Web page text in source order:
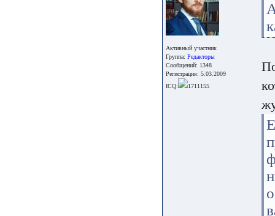
Активный участник
Группа: Редакторы
Сообщений: 1348
Регистрация: 5.03.2009
ICQ:
1711155